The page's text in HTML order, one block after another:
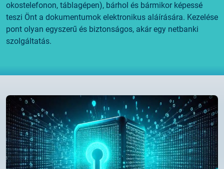
okostelefonon, táblagépen), bárhol és bármikor képessé
teszi Önt a dokumentumok elektronikus aláírására. Kezelése
pont olyan egyszerű és biztonságos, akár egy netbanki
szolgáltatás.